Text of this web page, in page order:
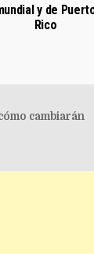
y de
Rico
cambiarán